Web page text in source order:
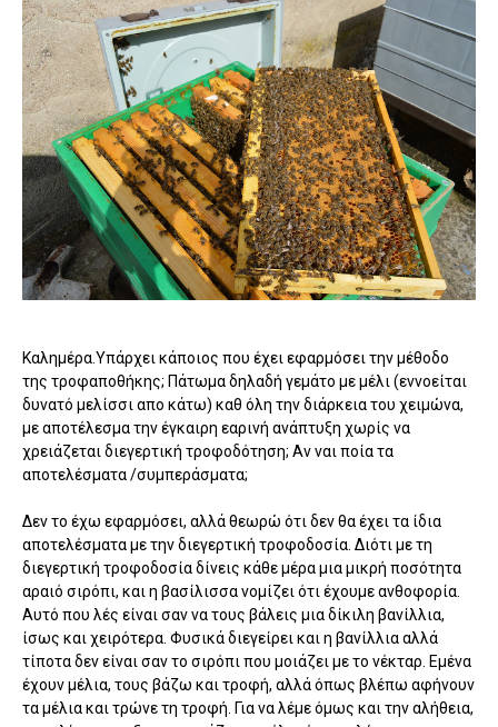
Καλημέρα.Υπάρχει κάποιος που έχει εφαρμόσει την μέθοδο
της τροφαποθήκης; Πάτωμα δηλαδή γεμάτο με μέλι (εννοείται
δυνατό μελίσσι απο κάτω) καθ όλη την διάρκεια του χειμώνα,
με αποτέλεσμα την έγκαιρη εαρινή ανάπτυξη χωρίς να
χρειάζεται διεγερτική τροφοδότηση; Αν ναι ποία τα
αποτελέσματα /συμπεράσματα;
Δεν το έχω εφαρμόσει, αλλά θεωρώ ότι δεν θα έχει τα ίδια
αποτελέσματα με την διεγερτική τροφοδοσία. Διότι με τη
διεγερτική τροφοδοσία δίνεις κάθε μέρα μια μικρή ποσότητα
αραιό σιρόπι, και η βασίλισσα νομίζει ότι έχουμε ανθοφορία.
Αυτό που λές είναι σαν να τους βάλεις μια δίκιλη βανίλλια,
ίσως και χειρότερα. Φυσικά διεγείρει και η βανίλλια αλλά
τίποτα δεν είναι σαν το σιρόπι που μοιάζει με το νέκταρ. Εμένα
έχουν μέλια, τους βάζω και τροφή, αλλά όπως βλέπω αφήνουν
τα μέλια και τρώνε τη τροφή. Για να λέμε όμως και την αλήθεια,